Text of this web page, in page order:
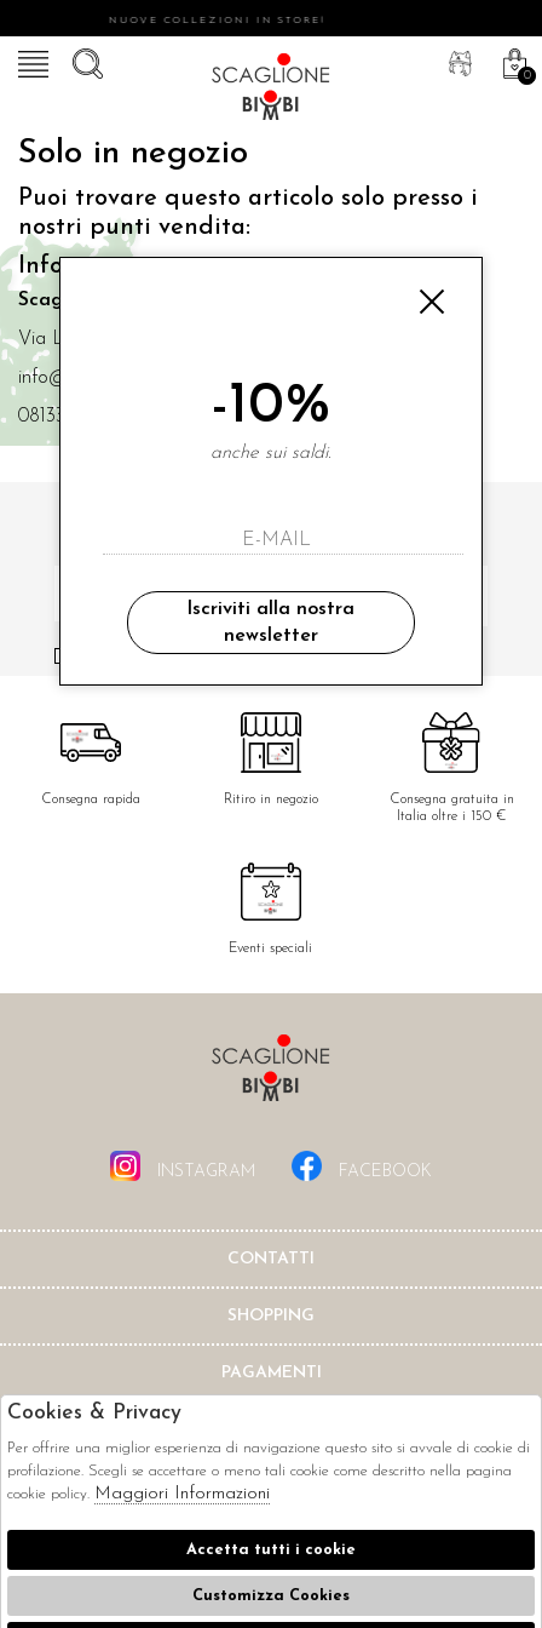
NUOVE COLLEZIONI IN STORE!
0
Solo in negozio
Puoi trovare questo articolo solo presso i
nostri punti vendita:
Info contatti
Scaglione Bimbi di Iacono Maria Angela
Via Luigi Mazzella,73 80077 Ischia
info@scaglionebimbi.com
0813331162
ISCRIVITI ALLA NOSTRA NEWSLETTER
ho letto ed accettato le condizioni sulla privacy.
Consegna rapida Ritiro in negozio
Consegna gratuita in
Italia oltre i 150 €
Eventi speciali
INSTAGRAM FACEBOOK
CONTATTI
SHOPPING
PAGAMENTI
CORRIERI
-10%
anche sui saldi.
Iscriviti alla nostra
newsletter
Cookies & Privacy
Per offrire una miglior esperienza di navigazione questo sito si avvale di cookie di
profilazione. Scegli se accettare o meno tali cookie come descritto nella pagina
cookie policy. Maggiori Informazioni
Accetta tutti i cookie
Customizza Cookies